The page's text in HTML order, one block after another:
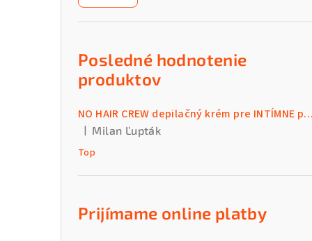
Posledné hodnotenie
produktov
NO HAIR CREW depilačný krém pre INTÍMNE partie 100ml
Hodnotenie produktu je 5 z 5 hviezdičiek.
Milan Ľupták
Top
Prijímame online platby